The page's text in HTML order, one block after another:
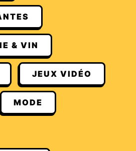
& VIN
JEUX VIDÉO
MODE